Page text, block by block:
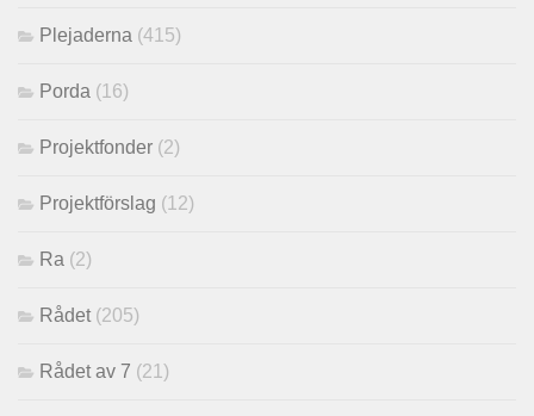
Plejaderna (415)
Porda (16)
Projektfonder (2)
Projektförslag (12)
Ra (2)
Rådet (205)
Rådet av 7 (21)